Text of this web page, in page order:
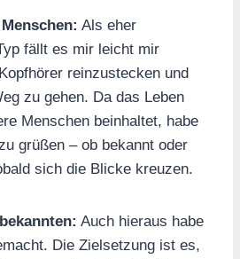
Als eher
fällt es mir leicht mir
reinzustecken und
zu gehen. Da das Leben
Menschen beinhaltet, habe
grüßen – ob bekannt oder
sich die Blicke kreuzen.
Auch hieraus habe
Die Zielsetzung ist es,